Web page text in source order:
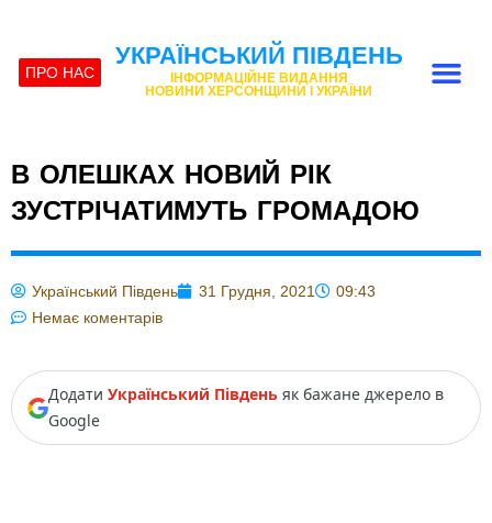
ПРО НАС
УКРАЇНСЬКИЙ ПІВДЕНЬ
ІНФОРМАЦІЙНЕ ВИДАННЯ
НОВИНИ ХЕРСОНЩИНИ І УКРАЇНИ
В ОЛЕШКАХ НОВИЙ РІК
ЗУСТРІЧАТИМУТЬ ГРОМАДОЮ
Український Південь 31 Грудня, 2021
09:43
Немає коментарів
Додати Український Південь як бажане джерело в
Google